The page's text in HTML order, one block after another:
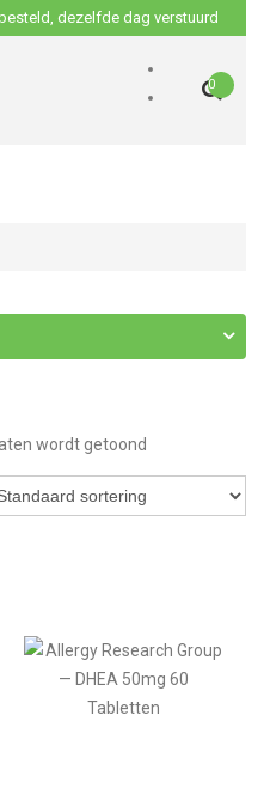
dezelfde dag verstuurd
0
wordt getoond